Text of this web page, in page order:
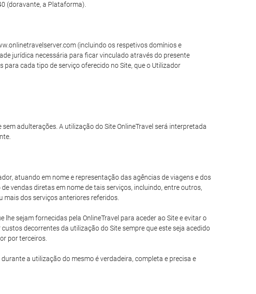
(doravante, a Plataforma).
(incluindo os respetivos domínios e
jurídica necessária para ficar vinculado através do presente
cada tipo de serviço oferecido no Site, que o Utilizador
adulterações. A utilização do Site OnlineTravel será interpretada
atuando em nome e representação das agências de viagens e dos
vendas diretas em nome de tais serviços, incluindo, entre outros,
mais dos serviços anteriores referidos.
sejam fornecidas pela OnlineTravel para aceder ao Site e evitar o
decorrentes da utilização do Site sempre que este seja acedido
por terceiros.
a utilização do mesmo é verdadeira, completa e precisa e